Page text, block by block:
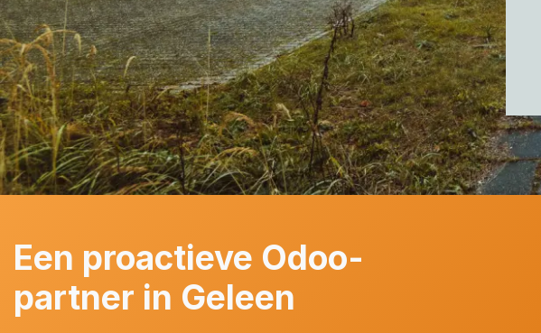
Een proactieve Odoo-
partner in Geleen